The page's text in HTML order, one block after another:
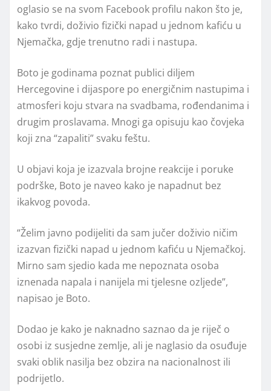
oglasio se na svom Facebook profilu nakon što je,
kako tvrdi, doživio fizički napad u jednom kafiću u
Njemačka, gdje trenutno radi i nastupa.
Boto je godinama poznat publici diljem
Hercegovine i dijaspore po energičnim nastupima i
atmosferi koju stvara na svadbama, rođendanima i
drugim proslavama. Mnogi ga opisuju kao čovjeka
koji zna “zapaliti” svaku feštu.
U objavi koja je izazvala brojne reakcije i poruke
podrške, Boto je naveo kako je napadnut bez
ikakvog povoda.
“Želim javno podijeliti da sam jučer doživio ničim
izazvan fizički napad u jednom kafiću u Njemačkoj.
Mirno sam sjedio kada me nepoznata osoba
iznenada napala i nanijela mi tjelesne ozljede”,
napisao je Boto.
Dodao je kako je naknadno saznao da je riječ o
osobi iz susjedne zemlje, ali je naglasio da osuđuje
svaki oblik nasilja bez obzira na nacionalnost ili
podrijetlo.